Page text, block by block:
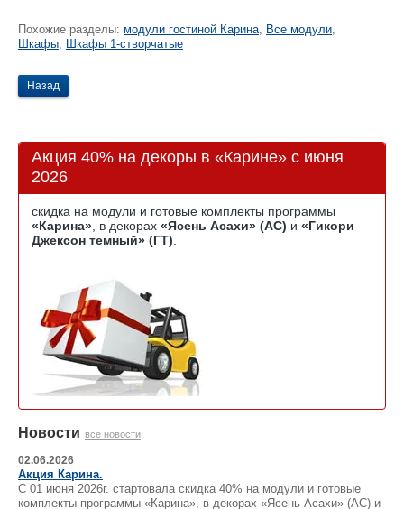
Похожие разделы: модули гостиной Карина, Все модули,
Шкафы, Шкафы 1-створчатые
Назад
Акция 40% на декоры в «Карине» с июня
2026
скидка на модули и готовые комплекты программы
«Карина» , в декорах «Ясень Асахи» (АС) и «Гикори
Джексон темный» (ГТ)
Новости все новости
02.06.2026
Акция Карина.
С 01 июня 2026г. стартовала скидка 40% на модули и готовые
комплекты программы «Карина», в декорах «Ясень Асахи» (АС) и